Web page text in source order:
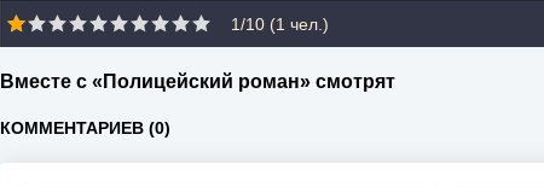
1/10 (1 чел.)
Вместе с «Полицейский роман» смотрят
КОММЕНТАРИЕВ (0)